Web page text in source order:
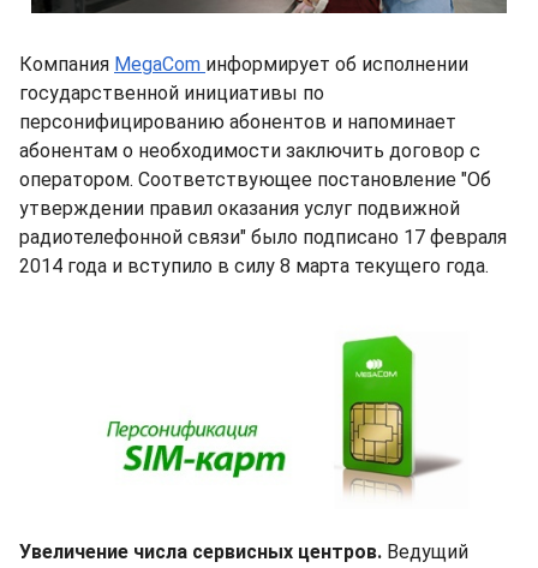
Компания MegaCom информирует об исполнении
государственной инициативы по
персонифицированию абонентов и напоминает
абонентам о необходимости заключить договор с
оператором. Соответствующее постановление "Об
утверждении правил оказания услуг подвижной
радиотелефонной связи" было подписано 17 февраля
2014 года и вступило в силу 8 марта текущего года.
Увеличение числа сервисных центров. Ведущий